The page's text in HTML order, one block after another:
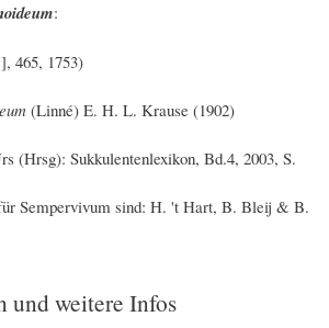
:
465, 1753)
(Linné) E. H. L. Krause (1902)
(Hrsg): Sukkulentenlexikon, Bd.4, 2003, S.
Sempervivum sind: H. 't Hart, B. Bleij & B.
und weitere Infos